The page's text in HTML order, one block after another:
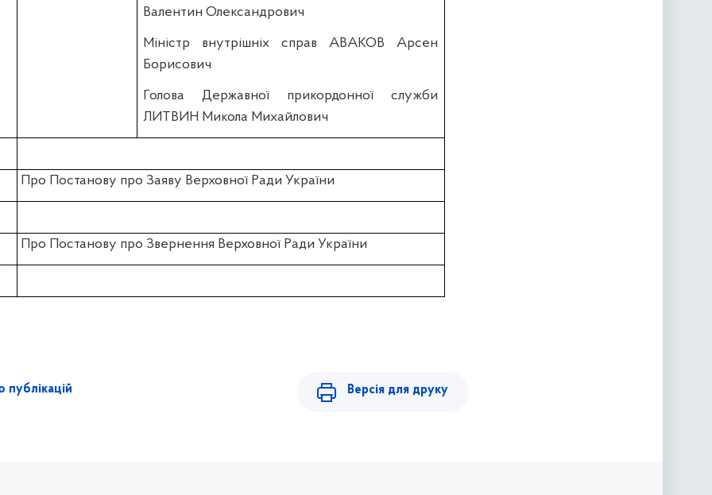
Валентин Олександрович
Міністр внутрішніх справ АВАКОВ Арсен
Борисович
Голова Державної прикордонної служби
ЛИТВИН Микола Михайлович
Про Постанову про Заяву Верховної Ради України
Про Постанову про Звернення Верховної Ради України
публікацій Версія для друку